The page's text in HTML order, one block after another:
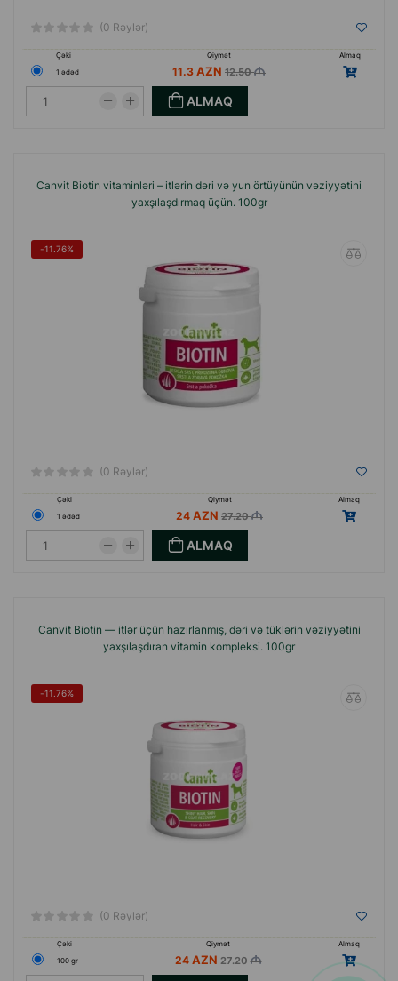
(0 Rəylər)
Çəki Qiymət
Almaq
1 ədəd
11.3 12.50
ALMAQ
Canvit Biotin vitaminləri – itlərin dəri və yun örtüyünün vəziyyətini
yaxşılaşdırmaq üçün. 100gr
-11.76%
(0 Rəylər)
Çəki Qiymət
Almaq
1 ədəd
24 27.20
ALMAQ
Canvit Biotin — itlər üçün hazırlanmış, dəri və tüklərin vəziyyətini
yaxşılaşdıran vitamin kompleksi. 100gr
-11.76%
(0 Rəylər)
Çəki Qiymət
Almaq
100 gr
24 27.20